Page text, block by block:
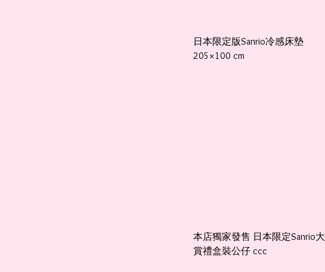
日本限定版Sanrio冷感床墊
205×100 cm
本店獨家發售 日本限定Sanrio大
賞禮盒裝公仔 ccc